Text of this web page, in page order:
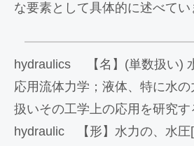
な要素として具体的に述べてい
hydraulics 【名】(単数扱い)
応用流体力学；液体、特に水の
扱いその工学上の応用を研究す
hydraulic 【形】水力の、水圧